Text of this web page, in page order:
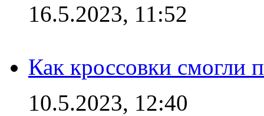
16.5.2023, 11:52
Как кроссовки смогли
10.5.2023, 12:40